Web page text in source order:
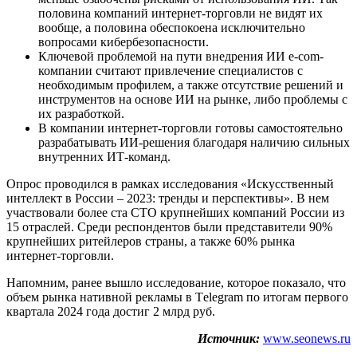
половина компаний интернет-торговли не видят их
вообще, а половина обеспокоена исключительно
вопросами кибербезопасности.
Ключевой проблемой на пути внедрения ИИ e-com-
компании считают привлечение специалистов с
необходимым профилем, а также отсутствие решений и
инструментов на основе ИИ на рынке, либо проблемы с
их разработкой.
В компании интернет-торговли готовы самостоятельно
разрабатывать ИИ-решения благодаря наличию сильных
внутренних ИТ-команд.
Опрос проводился в рамках исследования «Искусственный
интеллект в России – 2023: тренды и перспективы». В нем
участвовали более ста CTO крупнейших компаний России из
15 отраслей. Среди респондентов были представители 90%
крупнейших ритейлеров страны, а также 60% рынка
интернет-торговли.
Напомним, ранее вышло исследование, которое показало, что
объем рынка нативной рекламы в Тelegram по итогам первого
квартала 2024 года достиг 2 млрд руб.
Источник: www.seonews.ru